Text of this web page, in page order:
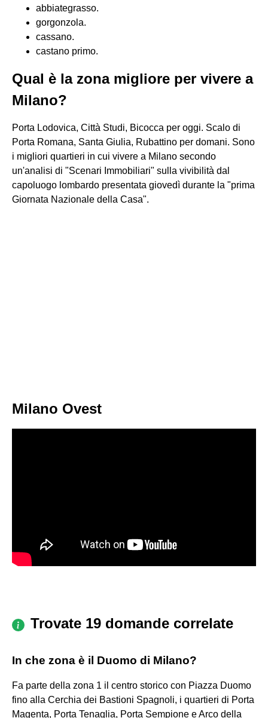
abbiategrasso.
gorgonzola.
cassano.
castano primo.
Qual è la zona migliore per vivere a
Milano?
Porta Lodovica, Città Studi, Bicocca per oggi. Scalo di
Porta Romana, Santa Giulia, Rubattino per domani. Sono
i migliori quartieri in cui vivere a Milano secondo
un'analisi di "Scenari Immobiliari" sulla vivibilità dal
capoluogo lombardo presentata giovedì durante la "prima
Giornata Nazionale della Casa".
Milano Ovest
Trovate 19 domande correlate
In che zona è il Duomo di Milano?
Fa parte della zona 1 il centro storico con Piazza Duomo
fino alla Cerchia dei Bastioni Spagnoli, i quartieri di Porta
Magenta, Porta Tenaglia, Porta Sempione e Arco della